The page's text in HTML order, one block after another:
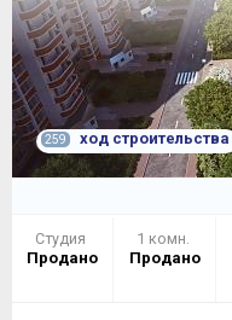
259 ход строительства
Студия
Продано
1 комн.
Продано